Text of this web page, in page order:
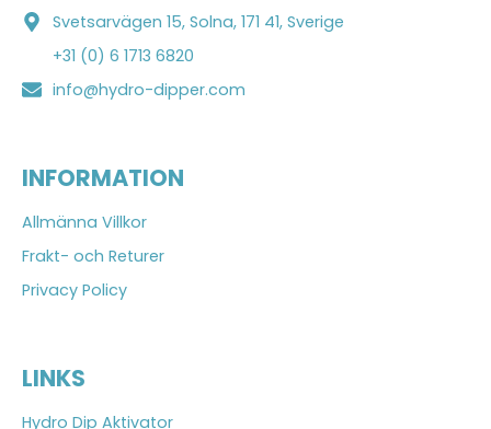
Svetsarvägen 15, Solna, 171 41, Sverige
+31 (0) 6 1713 6820
info@hydro-dipper.com
INFORMATION
Allmänna Villkor
Frakt- och Returer
Privacy Policy
LINKS
Hydro Dip Aktivator